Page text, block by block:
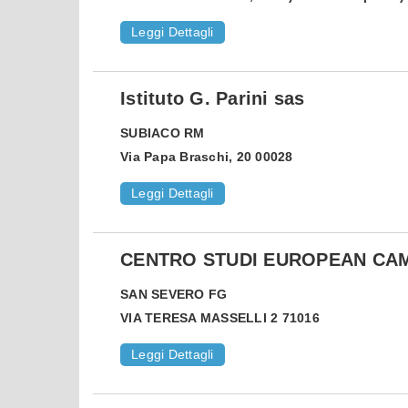
Leggi Dettagli
Istituto G. Parini sas
SUBIACO RM
Via Papa Braschi, 20 00028
Leggi Dettagli
CENTRO STUDI EUROPEAN
SAN SEVERO FG
VIA TERESA MASSELLI 2 71016
Leggi Dettagli